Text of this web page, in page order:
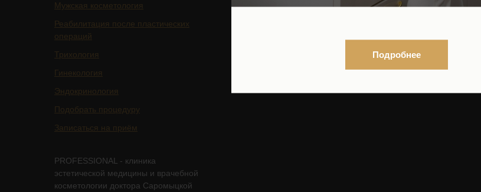
Мужская косметология
Реабилитация после пластических
операций
Трихология
Гинекология
Эндокринология
Подобрать процедуру
Записаться на приём
О клинике
PROFESSIONAL - клиника
эстетической медицины и врачебной
косметологии доктора Саромыцкой
Подробнее